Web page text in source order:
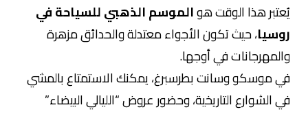
يُعتبر هذا الوقت هوالموسم الذهبي للسياحة في
روسيا، حيث تكون الأجواء معتدلة والحدائق مزهرة
والمهرجانات في أوجها.
في موسكو وسانت بطرسبرغ، يمكنك الاستمتاع بالمشي
في الشوارع التاريخية، وحضور عروض “الليالي البيضاء”